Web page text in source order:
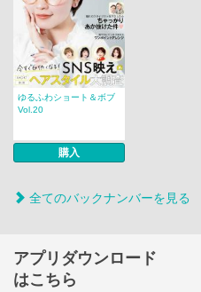
ゆるふわショート＆ボブ
Vol.20
購入
全てのバックナンバーを見る
アプリダウンロード
はこちら